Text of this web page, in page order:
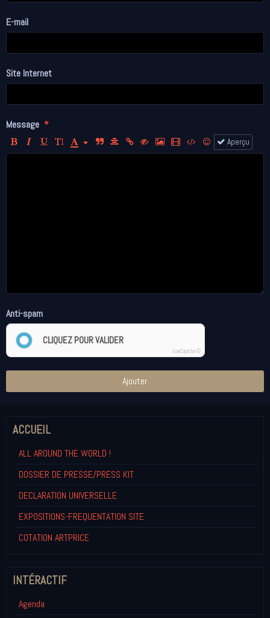
E-mail
Site Internet
Message
Aperçu
Anti-spam
CLIQUEZ POUR VALIDER
IconCaptcha ©
Ajouter
ACCUEIL
ALL AROUND THE WORLD !
DOSSIER DE PRESSE/PRESS KIT
DECLARATION UNIVERSELLE
EXPOSITIONS-FREQUENTATION SITE
COTATION ARTPRICE
INTÉRACTIF
Agenda